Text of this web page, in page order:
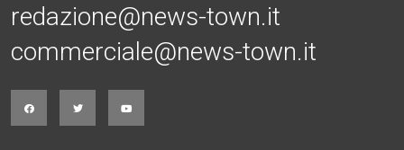
redazione@news-town.it
commerciale@news-town.it